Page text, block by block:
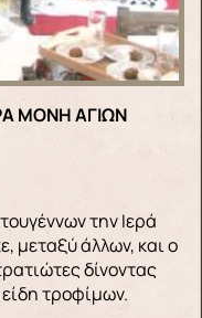
την Ιερά
μεταξύ άλλων, και ο
δίνοντας
τροφίμων.